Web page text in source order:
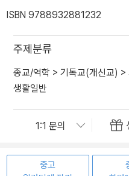
ISBN 9788932881232
주제분류
종교/역학 > 기독교(개신교) >
생활일반
중고